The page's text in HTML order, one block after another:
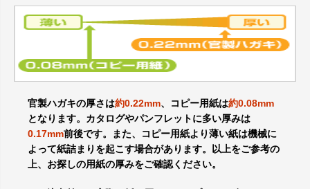
官製ハガキの厚さは約0.22mm、コピー用紙は約0.08mm
となります。カタログやパンフレットに多い厚みは
0.17mm前後です。また、コピー用紙より薄い紙は機械に
よって紙詰まりを起こす場合があります。以上をご参考の
上、お探しの用紙の厚みをご確認ください。